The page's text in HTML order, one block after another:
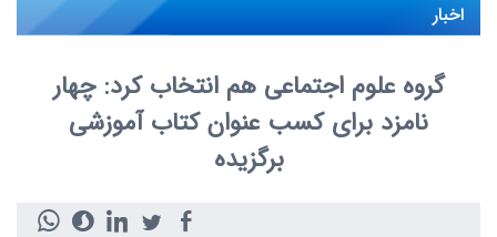
اخبار
گروه علوم اجتماعی هم انتخاب کرد: چهار
نامزد برای کسب عنوان کتاب آموزشی
برگزیده